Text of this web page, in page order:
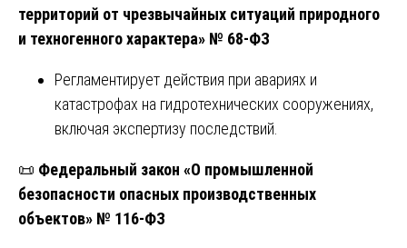
территорий от чрезвычайных ситуаций природного
и техногенного характера» № 68-ФЗ
Регламентирует действия при авариях и
катастрофах на гидротехнических сооружениях,
включая экспертизу последствий.
📜 Федеральный закон «О промышленной
безопасности опасных производственных
объектов» № 116-ФЗ